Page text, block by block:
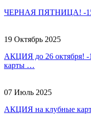
ЧЕРНАЯ ПЯТНИЦА! -
19 Октябрь 2025
АКЦИЯ до 26 октября! -
карты …
07 Июль 2025
АКЦИЯ на клубные